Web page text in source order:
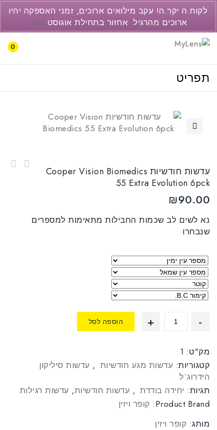
077-3446237
support@pc2.co.il
0
תפריט
עדשות חודשיות Cooper Vision Biomedics
55 Extra Evolution 6pck
₪90.00
נא לשים לב שכמות החבילות מתאימות למספרים
שנבחרו
הוספה לסל
מק"ט: 1
קטגוריות: עדשות מגע חודשיות , עדשות סיליקון
הידרוג`ל
תגיות: יחידה בודדת , עדשות חודשיות, עדשות רגילות
Product Brand: קופר ויזין
מותג: קופר ויזין
לקוח.ה יקר.ה! עקב מילואים ארוכים, זמני האספקה יהיו
ארוכים מהרגיל. אחזור בתחילת אוגוסט סגור